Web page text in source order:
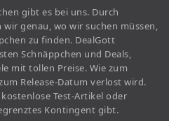
gibt es bei uns. Durch
wir genau, wo wir suchen müssen,
zu finden. DealGott
Schnäppchen und Deals,
mit tollen Preise. Wie zum
Release-Datum verlost wird.
Test-Artikel oder
Kontingent gibt.